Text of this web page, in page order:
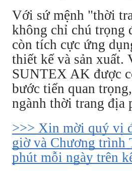
Với sứ mệnh "thời
không chỉ chú trọng
còn tích cực ứng
thiết kế và sản xuất.
SUNTEX AK được
bước tiến quan
ngành thời trang địa
>>> Xin mời quý vị
giờ và Chương trình
phút mỗi ngày trên